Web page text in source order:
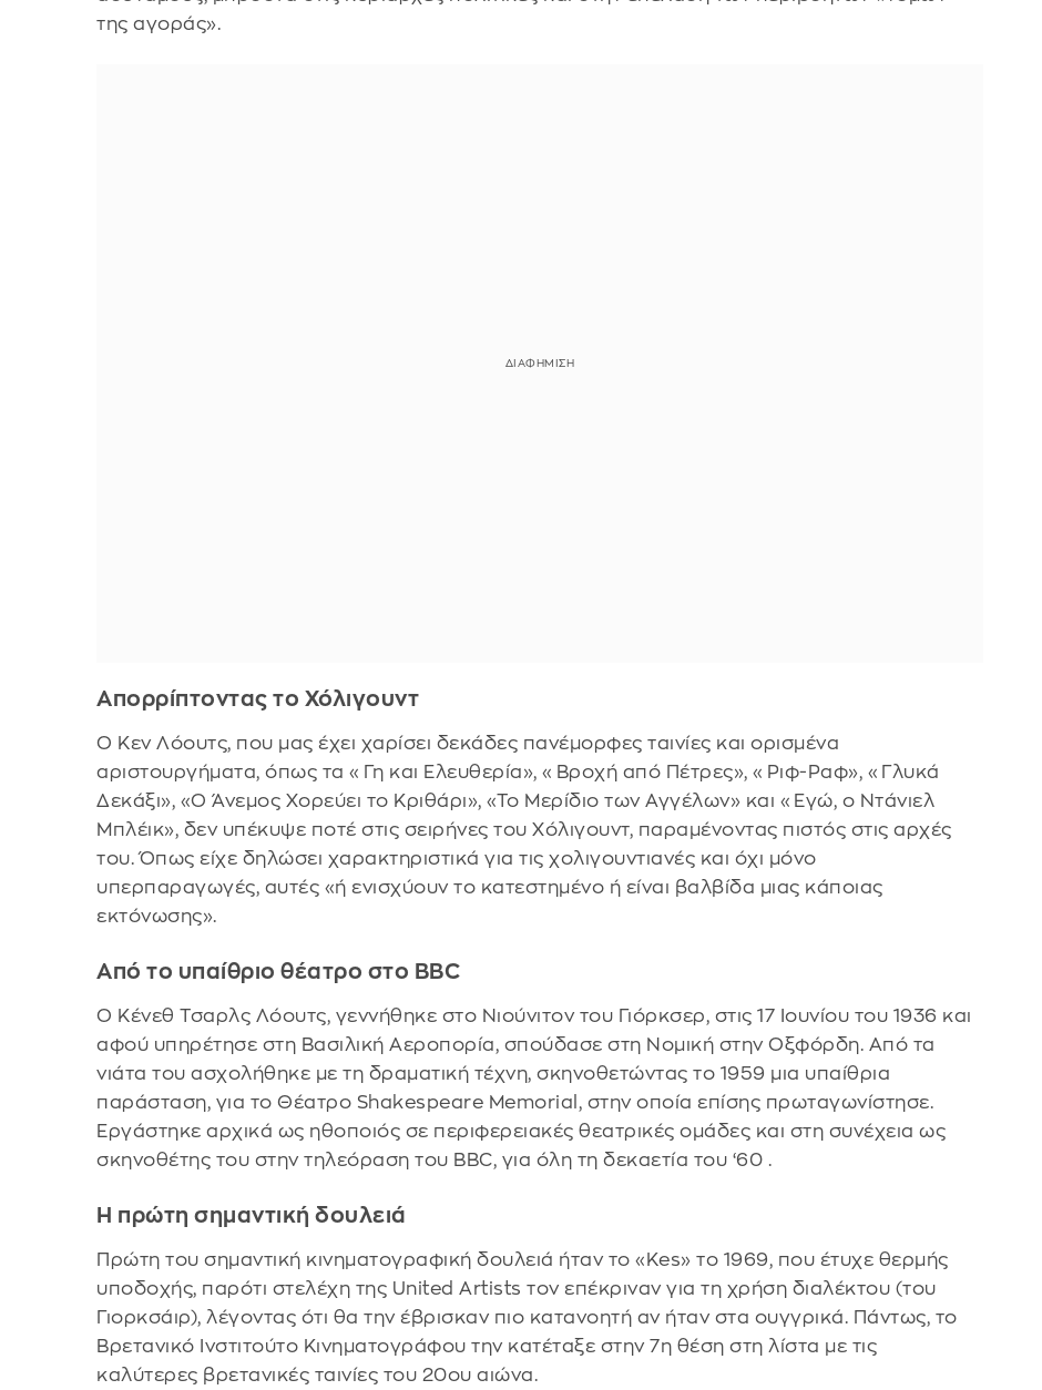
της αγοράς».
Απορρίπτοντας το Χόλιγουντ
Ο Κεν Λόουτς, που μας έχει χαρίσει δεκάδες πανέμορφες ταινίες και ορισμένα
αριστουργήματα, όπως τα «Γη και Ελευθερία», «Βροχή από Πέτρες», «Ριφ-Ραφ», «Γλυκά
Δεκάξι», «Ο Άνεμος Χορεύει το Κριθάρι», «Το Μερίδιο των Αγγέλων» και «Εγώ, ο Ντάνιελ
Μπλέικ», δεν υπέκυψε ποτέ στις σειρήνες του Χόλιγουντ, παραμένοντας πιστός στις αρχές
του. Όπως είχε δηλώσει χαρακτηριστικά για τις χολιγουντιανές και όχι μόνο
υπερπαραγωγές, αυτές «ή ενισχύουν το κατεστημένο ή είναι βαλβίδα μιας κάποιας
εκτόνωσης».
Από το υπαίθριο θέατρο στο BBC
Ο Κένεθ Τσαρλς Λόουτς, γεννήθηκε στο Νιούνιτον του Γιόρκσερ, στις 17 Ιουνίου του 1936 και
αφού υπηρέτησε στη Βασιλική Αεροπορία, σπούδασε στη Νομική στην Οξφόρδη. Από τα
νιάτα του ασχολήθηκε με τη δραματική τέχνη, σκηνοθετώντας το 1959 μια υπαίθρια
παράσταση, για το Θέατρο Shakespeare Memorial, στην οποία επίσης πρωταγωνίστησε.
Εργάστηκε αρχικά ως ηθοποιός σε περιφερειακές θεατρικές ομάδες και στη συνέχεια ως
σκηνοθέτης του στην τηλεόραση του BBC, για όλη τη δεκαετία του ‘60 .
Η πρώτη σημαντική δουλειά
Πρώτη του σημαντική κινηματογραφική δουλειά ήταν το «Kes» το 1969, που έτυχε θερμής
υποδοχής, παρότι στελέχη της United Artists τον επέκριναν για τη χρήση διαλέκτου (του
Γιορκσάιρ), λέγοντας ότι θα την έβρισκαν πιο κατανοητή αν ήταν στα ουγγρικά. Πάντως, το
Βρετανικό Ινστιτούτο Κινηματογράφου την κατέταξε στην 7η θέση στη λίστα με τις
καλύτερες βρετανικές ταινίες του 20ου αιώνα.